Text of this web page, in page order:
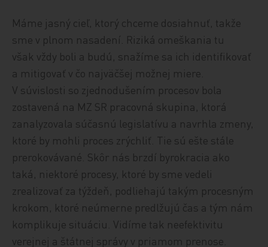
Máme jasný cieľ, ktorý chceme dosiahnuť, takže
sme v plnom nasadení. Riziká omeškania tu
však vždy boli a budú, snažíme sa ich identifikovať
a mitigovať v čo najväčšej možnej miere.
V súvislosti so zjednodušením procesov bola
zostavená na MZ SR pracovná skupina, ktorá
zanalyzovala súčasnú legislatívu a navrhla zmeny,
ktoré by mohli proces zrýchliť. Tie sú ešte stále
prerokovávané. Skôr nás brzdí byrokracia ako
taká, niektoré procesy, ktoré by sme vedeli
zrealizovať za týždeň, podliehajú takým procesným
krokom, ktoré neúmerne predlžujú čas a tým nám
komplikuje situáciu. Vidíme tak neefektivitu
verejnej a štátnej správy v priamom prenose.